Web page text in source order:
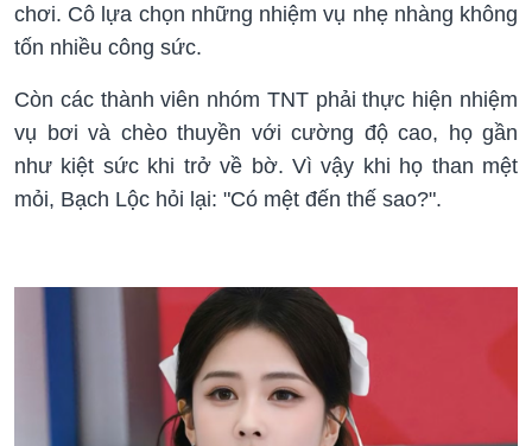
chơi. Cô lựa chọn những nhiệm vụ nhẹ nhàng không
tốn nhiều công sức.
Còn các thành viên nhóm TNT phải thực hiện nhiệm
vụ bơi và chèo thuyền với cường độ cao, họ gần
như kiệt sức khi trở về bờ. Vì vậy khi họ than mệt
mỏi, Bạch Lộc hỏi lại: "Có mệt đến thế sao?".